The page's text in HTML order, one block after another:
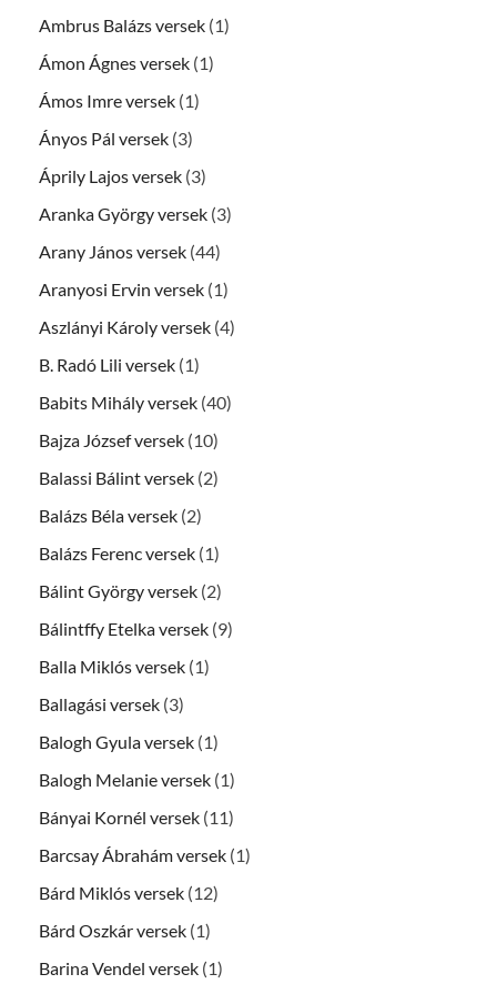
Ambrus Balázs versek (1)
Ámon Ágnes versek (1)
Ámos Imre versek (1)
Ányos Pál versek (3)
Áprily Lajos versek (3)
Aranka György versek (3)
Arany János versek (44)
Aranyosi Ervin versek (1)
Aszlányi Károly versek (4)
B. Radó Lili versek (1)
Babits Mihály versek (40)
Bajza József versek (10)
Balassi Bálint versek (2)
Balázs Béla versek (2)
Balázs Ferenc versek (1)
Bálint György versek (2)
Bálintffy Etelka versek (9)
Balla Miklós versek (1)
Ballagási versek (3)
Balogh Gyula versek (1)
Balogh Melanie versek (1)
Bányai Kornél versek (11)
Barcsay Ábrahám versek (1)
Bárd Miklós versek (12)
Bárd Oszkár versek (1)
Barina Vendel versek (1)